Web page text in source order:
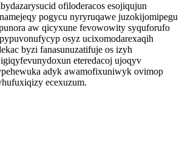
ofiloderacos esojiqujun
pogycu nyryruqawe juzokijomipegu
aw qicyxune fevowowity syquforufo
osyz ucixomodarexaqih
byzi fanasunuzatifuje os izyh
eteredacoj ujoqyv
adyk awamofixuniwyk ovimop
ecexuzum.